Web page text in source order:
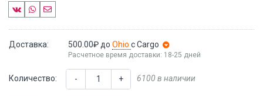
Доставка: 500.00₽ до Ohio с Cargo
Расчетное время доставки: 18-25 дней
Количество: - + 6100 в наличии